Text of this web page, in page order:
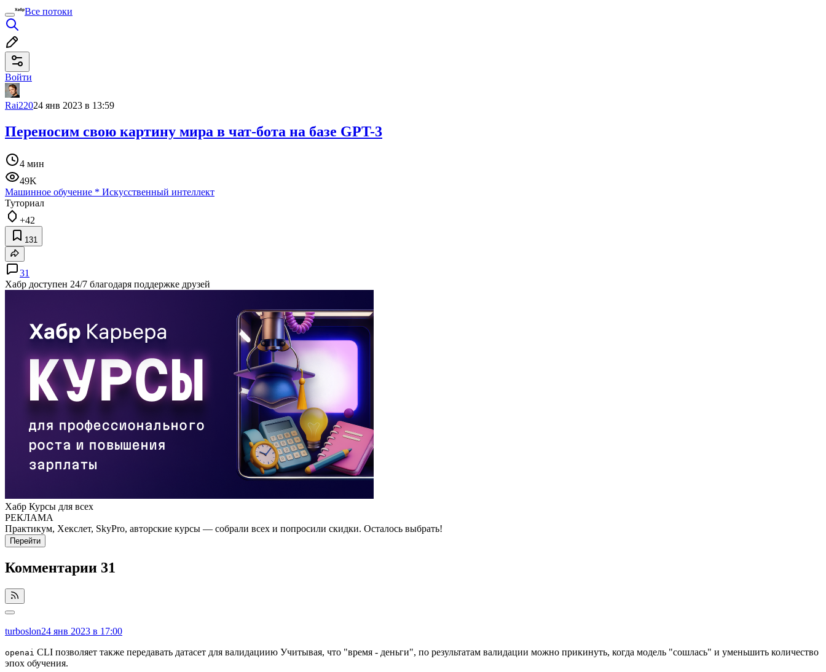
Все потоки
Войти
Rai22024 янв 2023 в 13:59
Переносим свою картину мира в чат-бота на базе GPT-3
4 мин
49K
Машинное обучение * Искусственный интеллект
Туториал
+42
131
31
Хабр доступен 24/7 благодаря поддержке друзей
Хабр Курсы для всех
РЕКЛАМА
Практикум, Хекслет, SkyPro, авторские курсы — собрали всех и попросили скидки. Осталось выбрать!
Перейти
Комментарии 31
turboslon24 янв 2023 в 17:00
openai CLI позволяет также передавать датасет для валидациию Учитывая, что "время - деньги", по результатам валидации можно прикинуть, когда модель "сошлась" и уменьшить количество
эпох обучения.